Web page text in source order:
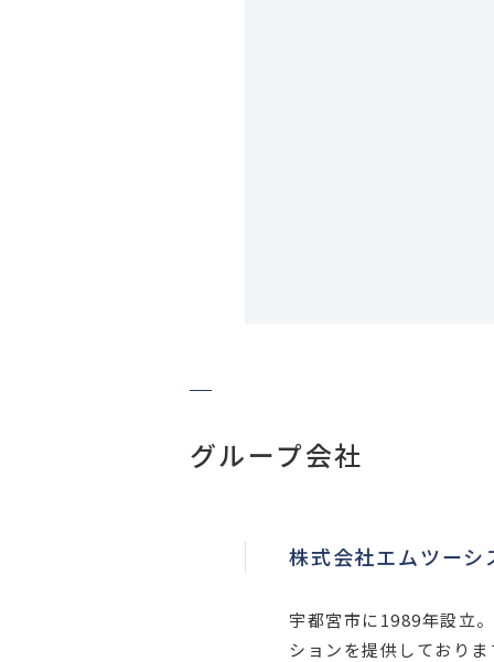
グループ会社
株式会社エムツーシ
宇都宮市に1989年設立
ションを提供しており